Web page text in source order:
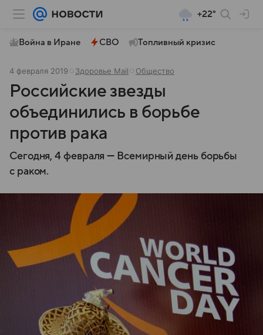
+22°
Война в Иране СВО Топливный кризис
4 февраля 2019 Здоровье Mail Общество
Российские звeзды
объединились в борьбе
против рака
Сегодня, 4 февраля — Всемирный день борьбы
с раком.